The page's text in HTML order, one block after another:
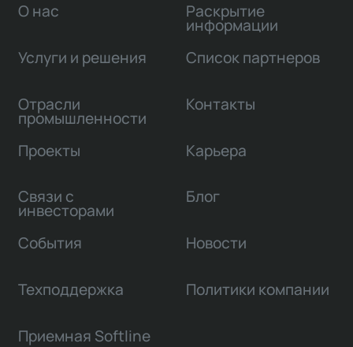
О нас
Услуги и решения
Отрасли
промышленности
Проекты
Связи с
инвесторами
Раскрытие
информации
Список партнеров
Контакты
Карьера
Блог
События Новости
Техподдержка Политики компании
Приемная Softline